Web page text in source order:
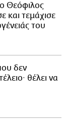
Θεόφιλος
και τεμάχισε
του
δεν
θέλει να